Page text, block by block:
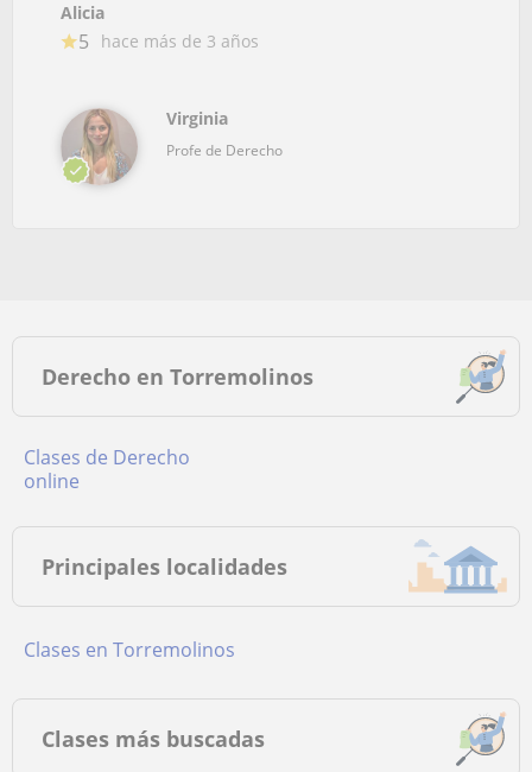
Alicia
5 hace más de 3 años
Virginia
Profe de Derecho
Derecho en Torremolinos
Clases de Derecho
online
Principales localidades
Clases en Torremolinos
Clases más buscadas